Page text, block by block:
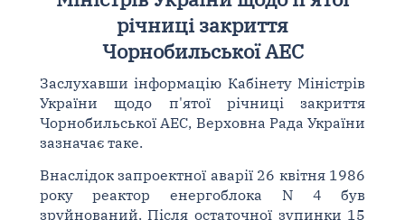
річниці закриття
Чорнобильської АЕС
Заслухавши інформацію Кабінету Міністрів
України щодо п'ятої річниці закриття
Чорнобильської АЕС, Верховна Рада України
зазначає таке.
Внаслідок запроектної аварії 26 квітня 1986
року реактор енергоблока N 4 був
зруйнований. Після остаточної зупинки 15